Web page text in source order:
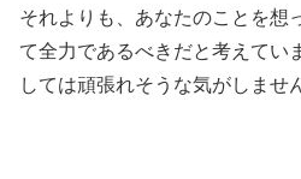
それよりも、あなたのことを想
て全力であるべきだと考えてい
しては頑張れそうな気がしませ